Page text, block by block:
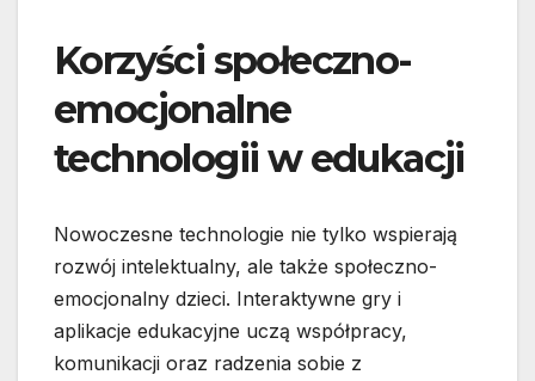
Korzyści społeczno-
emocjonalne
technologii w edukacji
Nowoczesne technologie nie tylko wspierają
rozwój intelektualny, ale także społeczno-
emocjonalny dzieci. Interaktywne gry i
aplikacje edukacyjne uczą współpracy,
komunikacji oraz radzenia sobie z